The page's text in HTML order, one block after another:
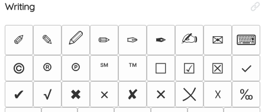
Writing
✐ ✎ 🖉 ✏ ✑ ✒ ✍ ✉
⌨
©
® ℗ ℠ ™ ☐ ☑ ☒
✓
✔
√ ✖ ✗ ✘ ✕ 〤 ☓
‰